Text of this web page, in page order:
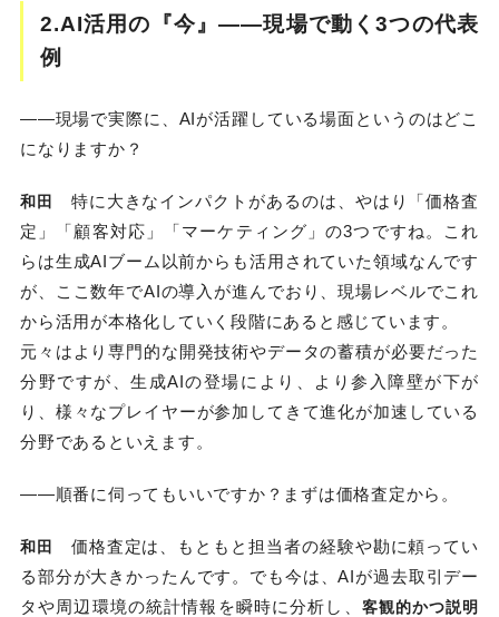
2.AI活用の『今』――現場で動く3つの代表
例
――現場で実際に、AIが活躍している場面というのはどこ
になりますか？
和田
特に大きなインパクトがあるのは、やはり「価格査
定」「顧客対応」「マーケティング」の3つですね。これ
らは生成AIブーム以前からも活用されていた領域なんです
が、ここ数年でAIの導入が進んでおり、現場レベルでこれ
から活用が本格化していく段階にあると感じています。
元々はより専門的な開発技術やデータの蓄積が必要だった
分野ですが、生成AIの登場により、より参入障壁が下が
り、様々なプレイヤーが参加してきて進化が加速している
分野であるといえます。
――順番に伺ってもいいですか？まずは価格査定から。
和田
価格査定は、もともと担当者の経験や勘に頼ってい
る部分が大きかったんです。でも今は、AIが過去取引デー
タや周辺環境の統計情報を瞬時に分析し、 客観的かつ説明